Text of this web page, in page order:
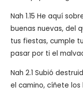
Nah 1.15 He aquí
buenas nuevas, del
tus fiestas, cumple
pasar por ti el
Nah 2.1 Subió
el camino, cíñete